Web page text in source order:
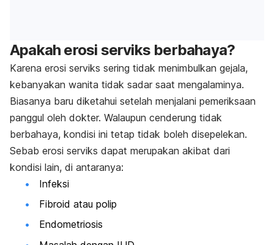
Apakah erosi serviks berbahaya?
Karena erosi serviks sering tidak menimbulkan gejala,
kebanyakan wanita tidak sadar saat mengalaminya.
Biasanya baru diketahui setelah menjalani pemeriksaan
panggul oleh dokter. Walaupun cenderung tidak
berbahaya, kondisi ini tetap tidak boleh disepelekan.
Sebab erosi serviks dapat merupakan akibat dari
kondisi lain, di antaranya:
Infeksi
Fibroid atau polip
Endometriosis